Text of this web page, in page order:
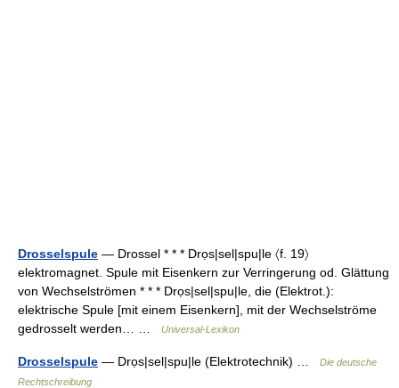
Drosselspule — Drossel * * * Drọs|sel|spu|le 〈f. 19〉
elektromagnet. Spule mit Eisenkern zur Verringerung od. Glättung
von Wechselströmen * * * Drọs|sel|spu|le, die (Elektrot.):
elektrische Spule [mit einem Eisenkern], mit der Wechselströme
gedrosselt werden… …
Universal-Lexikon
Drosselspule — Drọs|sel|spu|le (Elektrotechnik) …
Die deutsche
Rechtschreibung